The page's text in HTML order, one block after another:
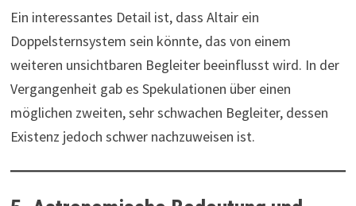
Ein interessantes Detail ist, dass Altair ein
Doppelsternsystem sein könnte, das von einem
weiteren unsichtbaren Begleiter beeinflusst wird. In der
Vergangenheit gab es Spekulationen über einen
möglichen zweiten, sehr schwachen Begleiter, dessen
Existenz jedoch schwer nachzuweisen ist.